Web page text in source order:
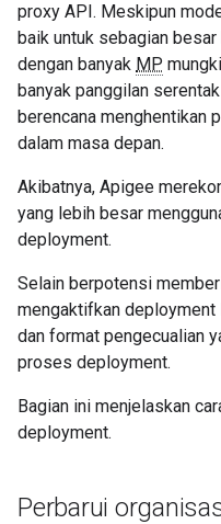
proxy API. Meskipun
baik untuk sebagian
dengan banyak MP
banyak panggilan
berencana menghentikan
dalam masa depan.
Akibatnya, Apigee
yang lebih besar
deployment.
Selain berpotensi
mengaktifkan deployment
dan format pengecualian
proses deployment.
Bagian ini menjelaskan
deployment.
Perbarui